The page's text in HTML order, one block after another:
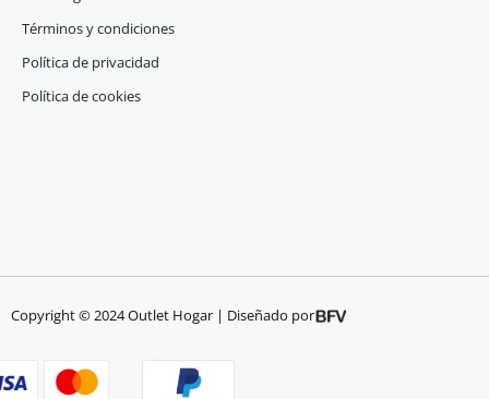
Términos y condiciones
Política de privacidad
Política de cookies
Copyright © 2024 Outlet Hogar | Diseñado por